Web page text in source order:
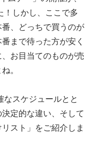
！しかし、ここで多
、どっちで買うのが
まで待った方が安く
お目当てのものが売
。
スケジュールとと
定的な違い、そして
スト」をご紹介しま